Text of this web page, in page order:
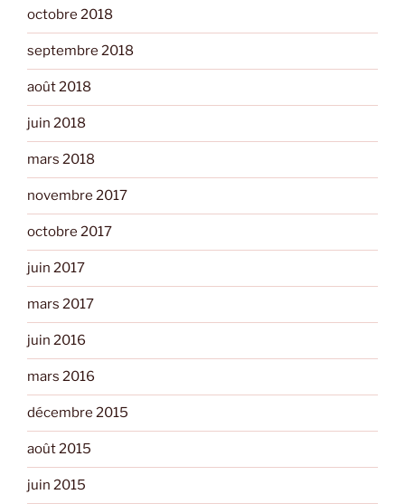
octobre 2018
septembre 2018
août 2018
juin 2018
mars 2018
novembre 2017
octobre 2017
juin 2017
mars 2017
juin 2016
mars 2016
décembre 2015
août 2015
juin 2015